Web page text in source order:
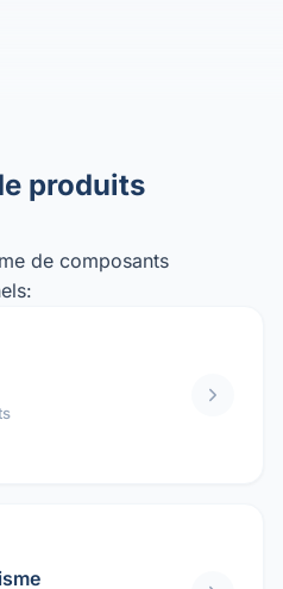
produits
de composants